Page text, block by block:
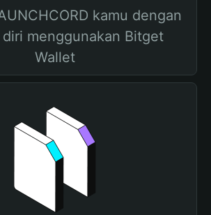
kamu dengan
menggunakan Bitget
Wallet